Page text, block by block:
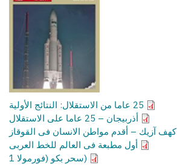
25 عاما من الاستقلال: النتائج الأولية
أذربيجان – 25 عاما على الاستقلال
كهف آزيك – أقدم مواطن الانسان فى القوقاز
أول مطبعة فى العالم للخط العربى
(سحر بكو (فورمولا 1